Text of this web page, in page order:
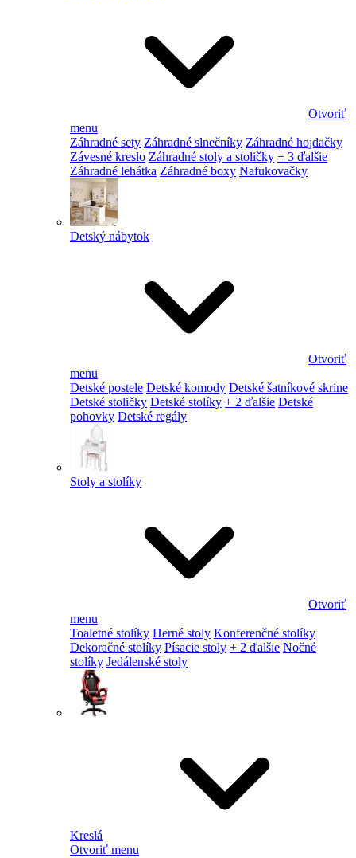
Otvoriť
menu
Záhradné sety Záhradné slnečníky Záhradné hojdačky
Závesné kreslo Záhradné stoly a stoličky + 3 ďalšie
Záhradné lehátka Záhradné boxy Nafukovačky
Detský nábytok
Otvoriť
menu
Detské postele Detské komody Detské šatníkové skrine
Detské stoličky Detské stolíky + 2 ďalšie Detské
pohovky Detské regály
Stoly a stolíky
Otvoriť
menu
Toaletné stolíky Herné stoly Konferenčné stolíky
Dekoračné stolíky Písacie stoly + 2 ďalšie Nočné
stolíky Jedálenské stoly
Kreslá
Otvoriť menu